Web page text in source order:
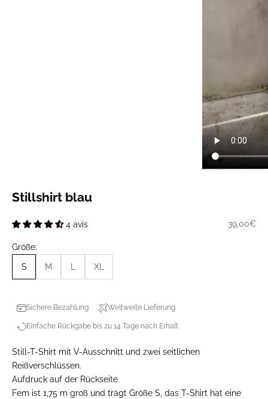
Stillshirt blau
4 avis Prix de
39,00€
Größe:
S M XL
Sichere Bezahlung Weltweite Lieferung
Einfache Rückgabe bis zu 14 Tage nach Erhalt
Still-T-Shirt mit V-Ausschnitt und zwei seitlichen
Reißverschlüssen.
Aufdruck auf der Rückseite.
Fem ist 1,75 m groß und trägt Größe S, das T-Shirt hat eine